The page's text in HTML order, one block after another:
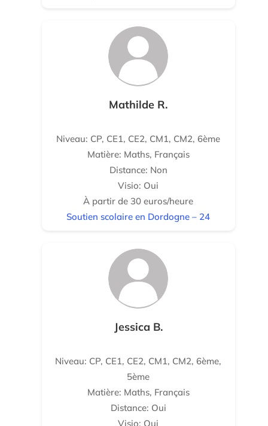
Mathilde R.
Niveau: CP, CE1, CE2, CM1, CM2, 6ème
Matière: Maths, Français
Distance: Non
Visio: Oui
À partir de 30 euros/heure
Soutien scolaire en Dordogne – 24
Jessica B.
Niveau: CP, CE1, CE2, CM1, CM2, 6ème,
5ème
Matière: Maths, Français
Distance: Oui
Visio: Oui